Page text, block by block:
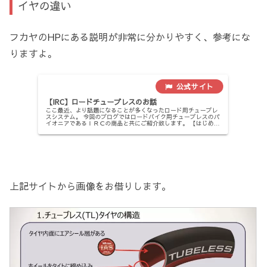
イヤの違い
フカヤのHPにある説明が非常に分かりやすく、参考にな
りますよ。
【IRC】ロードチューブレスのお話
ここ最近、より話題になることが多くなったロード用チューブレ
スシステム。 今回のブログではロードバイク用チューブレスのパ
イオニアであるＩＲＣの商品と共にご紹介致します。 【はじめ
ブレ...
上記サイトから画像をお借りします。